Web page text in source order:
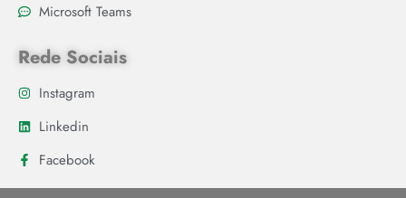
Microsoft Teams
Rede Sociais
Instagram
Linkedin
Facebook